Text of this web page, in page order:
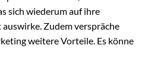
sich wiederum auf ihre
Zudem verspräche
weitere Vorteile. Es könne